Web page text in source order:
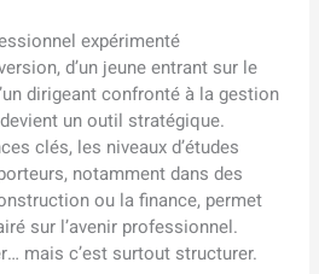
expérimenté
d’un jeune entrant sur le
dirigeant confronté à la gestion
un outil stratégique.
clés, les niveaux d’études
notamment dans des
ou la finance, permet
sur l’avenir professionnel.
mais c’est surtout structurer.